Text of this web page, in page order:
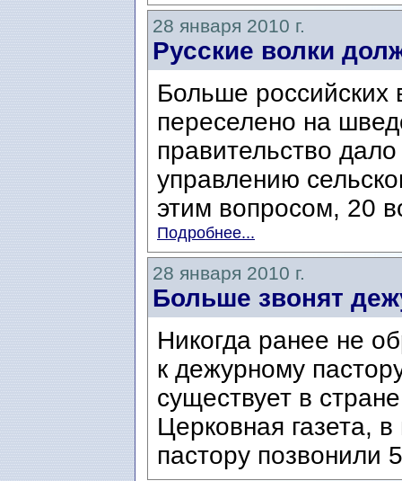
28 января 2010 г.
Русские волки
Больше российских
переселено на
правительство
управлению
этим вопросом, 20
Подробнее...
28 января 2010 г.
Больше звонят
Никогда ранее не
к дежурному
существует в
Церковная газета,
пастору позвонили